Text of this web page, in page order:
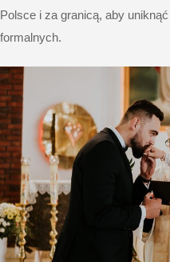
Polsce i za granicą, aby
formalnych.